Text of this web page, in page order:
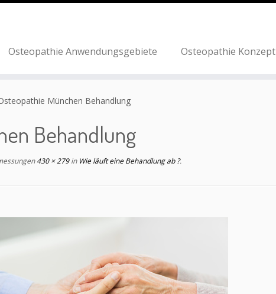
Osteopathie Anwendungsgebiete Osteopathie Konzept
München Behandlung
Behandlung
430 × 279inWie läuft eine Behandlung ab ?.